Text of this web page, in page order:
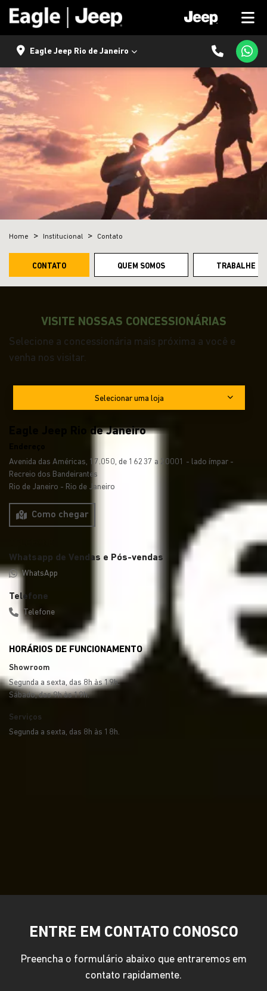
Eagle Jeep Rio de Janeiro
Home Institucional Contato
QUEM SOMOS
CONTATO TRABALHE
VISITE NOSSAS CONCESSIONÁRIAS
Selecione a concessionária mais próxima a você e
venha nos visitar.
Selecionar uma loja
Eagle Jeep Rio de Janeiro
Avenida das Américas, 17.050, de 16237 a 20001 - lado ímpar -
Recreio dos Bandeirantes
Rio de Janeiro - Rio de Janeiro
Como chegar
Whatsapp de Vendas e Pós-vendas
WhatsApp
Telefone
Telefone
HORÁRIOS DE FUNCIONAMENTO
Showroom
Segunda a sexta, das 8h às 19h.
Sábado, das 9h às 19h.
Serviços
Segunda a sexta, das 8h às 18h.
ENTRE EM CONTATO CONOSCO
Preencha o formulário abaixo que entraremos em
contato rapidamente.